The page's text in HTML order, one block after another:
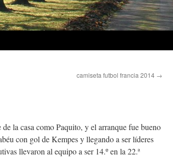
camiseta futbol francia 2014 →
la casa como Paquito, y el arranque fue bueno
con gol de Kempes y llegando a ser líderes
llevaron al equipo a ser 14.º en la 22.ª